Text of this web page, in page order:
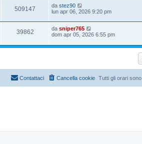
509147 da stez90
lun apr 06, 2026 9:20 pm
39862 da sniper765
dom apr 05, 2026 6:55 pm
Tutti gli orari sono
Cancella cookie
Contattaci